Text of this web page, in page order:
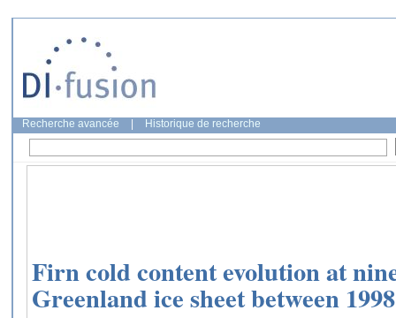
Recherche avancée Historique de recherche
Firn cold content evolution at
Greenland ice sheet between